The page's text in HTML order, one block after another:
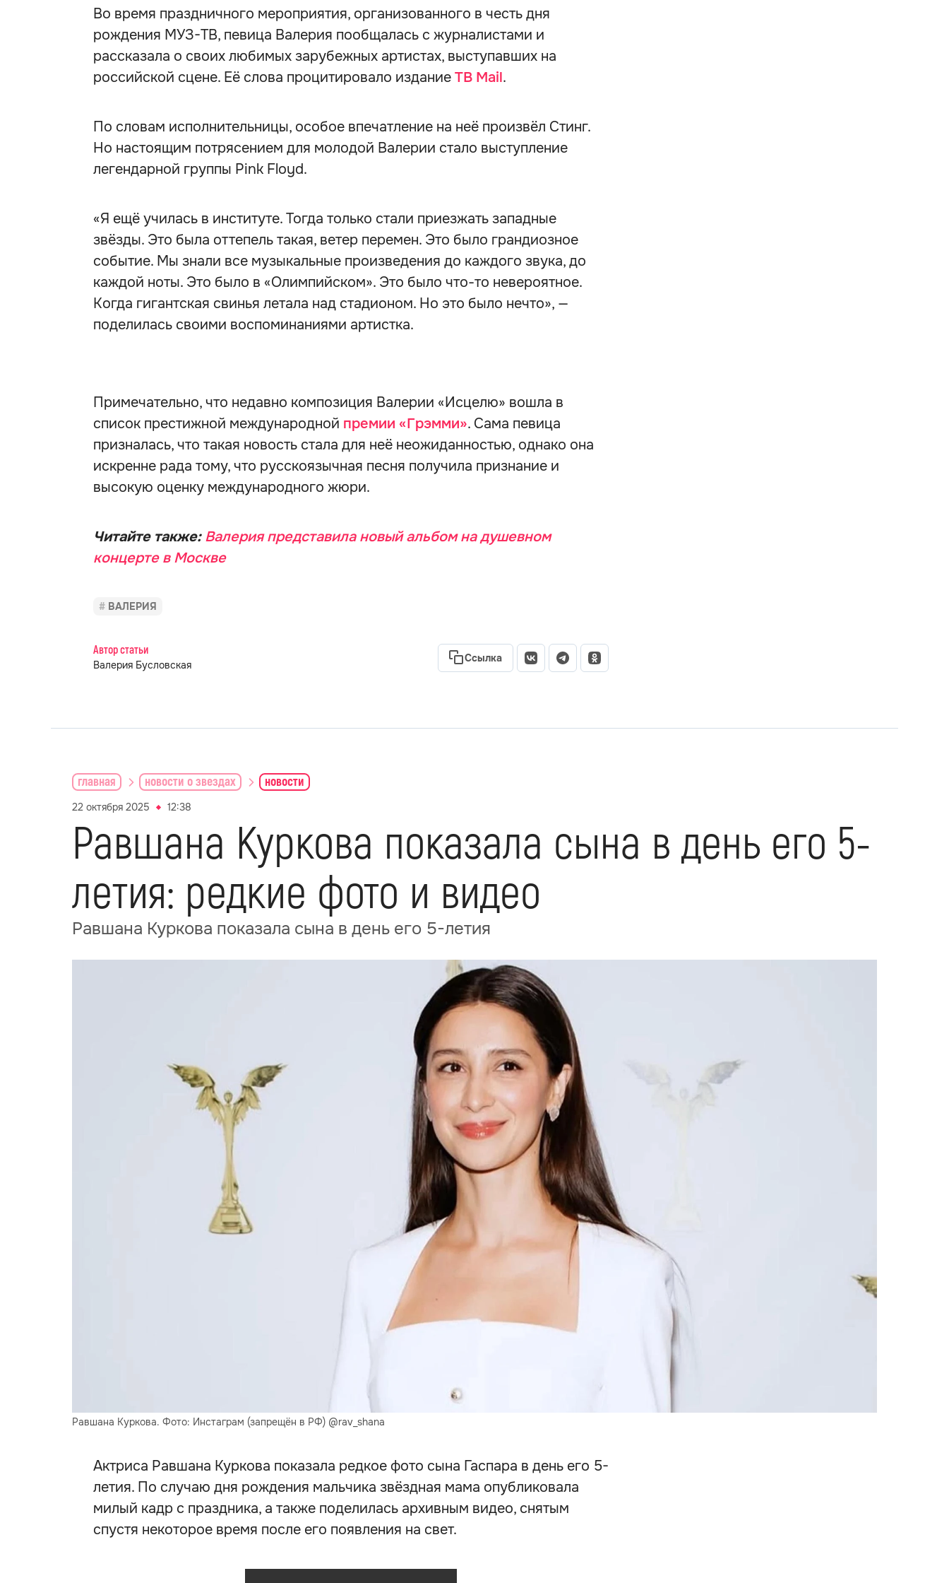
Во время праздничного мероприятия, организованного в честь дня
рождения МУЗ-ТВ, певица Валерия пообщалась с журналистами и
рассказала о своих любимых зарубежных артистах, выступавших на
российской сцене. Её слова процитировало издание ТВ Mail.
По словам исполнительницы, особое впечатление на неё произвёл Стинг.
Но настоящим потрясением для молодой Валерии стало выступление
легендарной группы Pink Floyd.
«Я ещё училась в институте. Тогда только стали приезжать западные
звёзды. Это была оттепель такая, ветер перемен. Это было грандиозное
событие. Мы знали все музыкальные произведения до каждого звука, до
каждой ноты. Это было в «Олимпийском». Это было что-то невероятное.
Когда гигантская свинья летала над стадионом. Но это было нечто», —
поделилась своими воспоминаниями артистка.
Примечательно, что недавно композиция Валерии «Исцелю» вошла в
список престижной международной премии «Грэмми». Сама певица
призналась, что такая новость стала для неё неожиданностью, однако она
искренне рада тому, что русскоязычная песня получила признание и
высокую оценку международного жюри.
Читайте также: Валерия представила новый альбом на душевном
концерте в Москве
ВАЛЕРИЯ
Автор статьи
Валерия Бусловская
Ссылка
главная новости о звездах новости
22 октября 2025 12:38
Равшана Куркова показала сына в день его 5-
летия: редкие фото и видео
Равшана Куркова показала сына в день его 5-летия
Равшана Куркова. Фото: Инстаграм (запрещён в РФ) @rav_shana
Актриса Равшана Куркова показала редкое фото сына Гаспара в день его 5-
летия. По случаю дня рождения мальчика звёздная мама опубликовала
милый кадр с праздника, а также поделилась архивным видео, снятым
спустя некоторое время после его появления на свет.